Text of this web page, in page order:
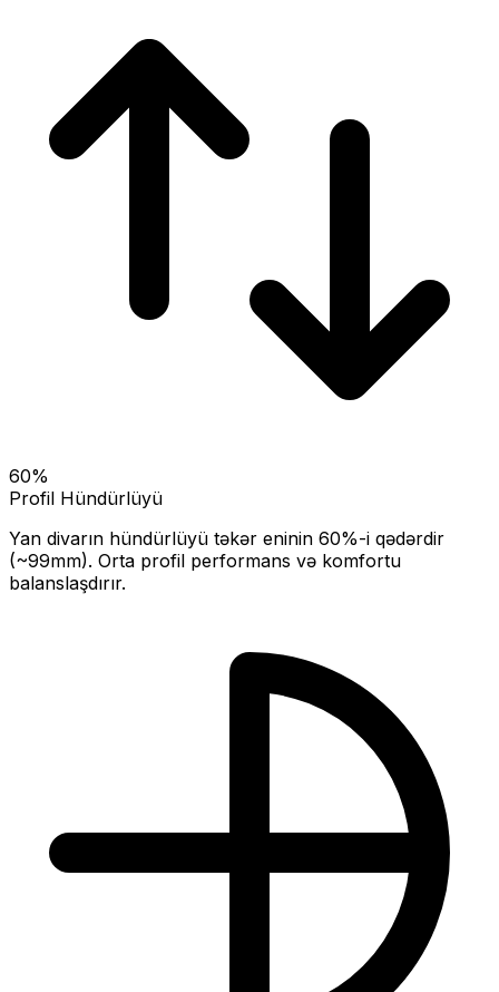
60%
Profil Hündürlüyü
Yan divarın hündürlüyü təkər eninin 60%-i qədərdir
(~99mm). Orta profil performans və komfortu
balanslaşdırır.